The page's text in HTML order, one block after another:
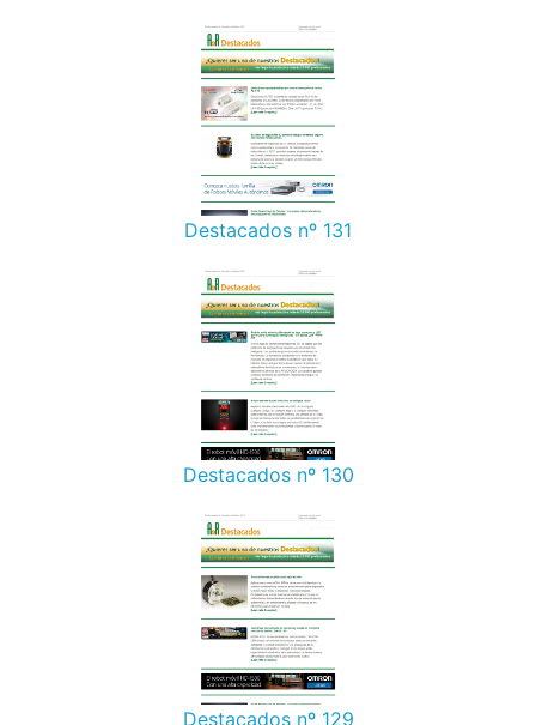
Destacados nº 131
Destacados nº 130
Destacados nº 129